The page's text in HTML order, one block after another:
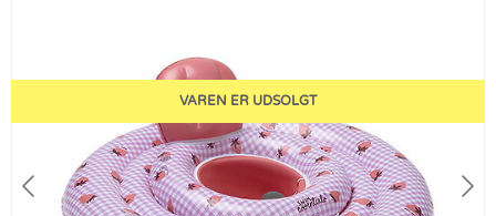
VAREN ER UDSOLGT